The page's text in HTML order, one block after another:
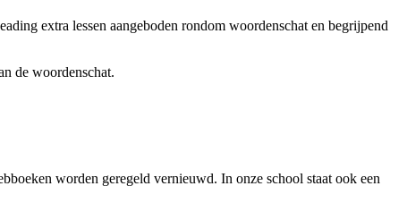
extra lessen aangeboden rondom woordenschat en begrijpend
de woordenschat.
worden geregeld vernieuwd. In onze school staat ook een